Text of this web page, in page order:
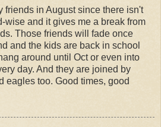
friends in August since there isn't
wise and it gives me a break from
Those friends will fade once
and the kids are back in school
around until Oct or even into
day. And they are joined by
eagles too. Good times, good